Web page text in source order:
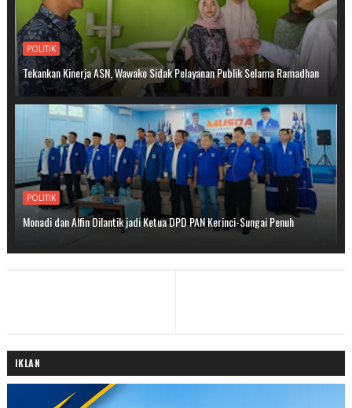
POLITIK
Tekankan Kinerja ASN, Wawako Sidak Pelayanan Publik Selama Ramadhan
POLITIK
Monadi dan Alfin Dilantik jadi Ketua DPD PAN Kerinci-Sungai Penuh
IKLAN